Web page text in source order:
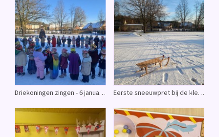
Driekoningen zingen - 6 januari: Feest van driekoningen Eerste sneeuwpret bij de kleuters - Winterpret